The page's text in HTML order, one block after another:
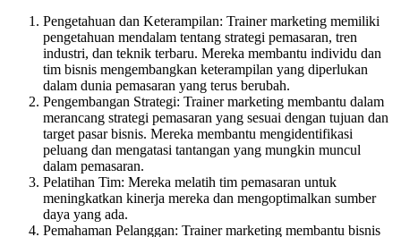
Pengetahuan dan Keterampilan: Trainer marketing memiliki
pengetahuan mendalam tentang strategi pemasaran, tren
industri, dan teknik terbaru. Mereka membantu individu dan
tim bisnis mengembangkan keterampilan yang diperlukan
dalam dunia pemasaran yang terus berubah.
Pengembangan Strategi: Trainer marketing membantu dalam
merancang strategi pemasaran yang sesuai dengan tujuan dan
target pasar bisnis. Mereka membantu mengidentifikasi
peluang dan mengatasi tantangan yang mungkin muncul
dalam pemasaran.
Pelatihan Tim: Mereka melatih tim pemasaran untuk
meningkatkan kinerja mereka dan mengoptimalkan sumber
daya yang ada.
Pemahaman Pelanggan: Trainer marketing membantu bisnis